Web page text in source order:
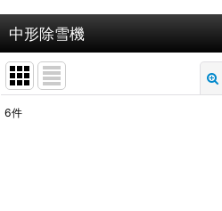
中形除雪機
6件